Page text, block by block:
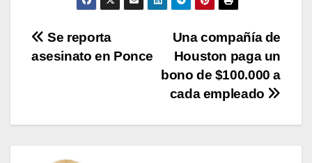
Navegación
Una compañía de
Houston paga un
bono de $100.000 a
cada empleado
Se reporta
asesinato en Ponce